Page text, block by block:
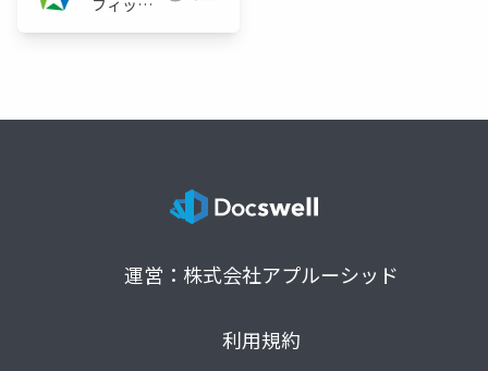
運営：株式会社アプルーシッド
利用規約